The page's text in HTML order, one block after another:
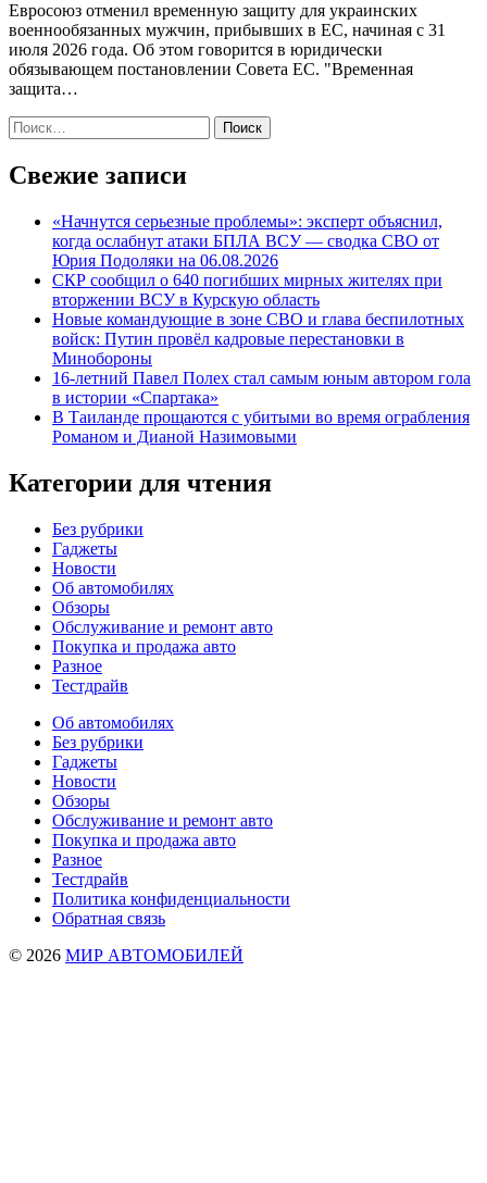
Евросоюз отменил временную защиту для украинских
военнообязанных мужчин, прибывших в ЕС, начиная с 31
июля 2026 года. Об этом говорится в юридически
обязывающем постановлении Совета ЕС. "Временная
защита…
Найти:
Свежие записи
«Начнутся серьезные проблемы»: эксперт объяснил,
когда ослабнут атаки БПЛА ВСУ — сводка СВО от
Юрия Подоляки на 06.08.2026
СКР сообщил о 640 погибших мирных жителях при
вторжении ВСУ в Курскую область
Новые командующие в зоне СВО и глава беспилотных
войск: Путин провёл кадровые перестановки в
Минобороны
16-летний Павел Полех стал самым юным автором гола
в истории «Спартака»
В Таиланде прощаются с убитыми во время ограбления
Романом и Дианой Назимовыми
Категории для чтения
Без рубрики
Гаджеты
Новости
Об автомобилях
Обзоры
Обслуживание и ремонт авто
Покупка и продажа авто
Разное
Тестдрайв
Об автомобилях
Без рубрики
Гаджеты
Новости
Обзоры
Обслуживание и ремонт авто
Покупка и продажа авто
Разное
Тестдрайв
Политика конфиденциальности
Обратная связь
© 2026 МИР АВТОМОБИЛЕЙ